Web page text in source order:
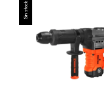
Sin stock